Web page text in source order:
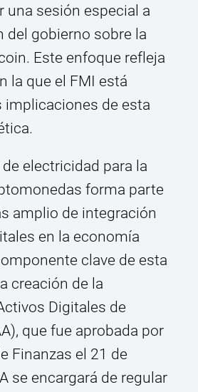
una sesión especial a
del gobierno sobre la
Este enfoque refleja
la que el FMI está
implicaciones de esta
electricidad para la
forma parte
amplio de integración
en la economía
clave de esta
creación de la
Digitales de
que fue aprobada por
Finanzas el 21 de
se encargará de regular